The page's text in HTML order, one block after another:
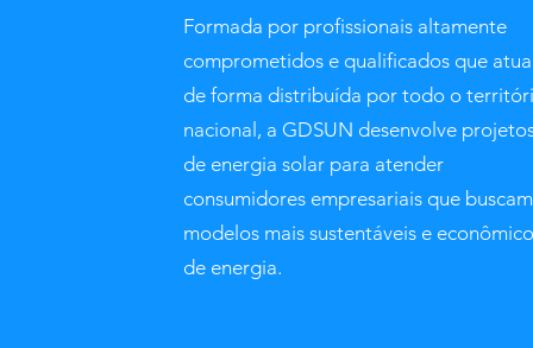
Formada por profissionais altamente
comprometidos e qualificados que
de forma distribuída por todo o
nacional, a GDSUN desenvolve
de energia solar para atender
consumidores empresariais que buscam
modelos mais sustentáveis e
de energia.